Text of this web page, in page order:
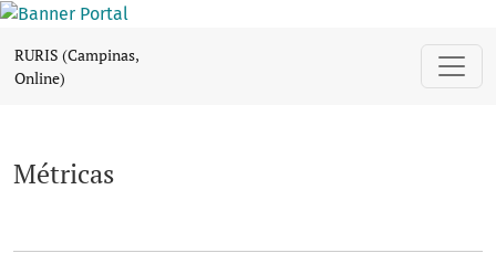
Métricas
RURIS (Campinas,
Online)
Métricas